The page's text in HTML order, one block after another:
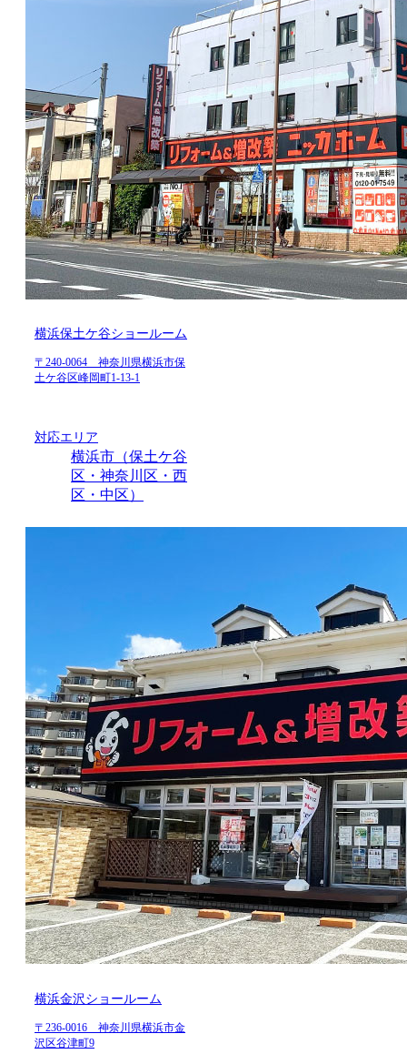
横浜保土ケ谷ショールーム
〒240-0064 神奈川県横浜市保
土ケ谷区峰岡町1-13-1
対応エリア
横浜市（保土ケ谷
区・神奈川区・西
区・中区）
横浜金沢ショールーム
〒236-0016 神奈川県横浜市金
沢区谷津町9